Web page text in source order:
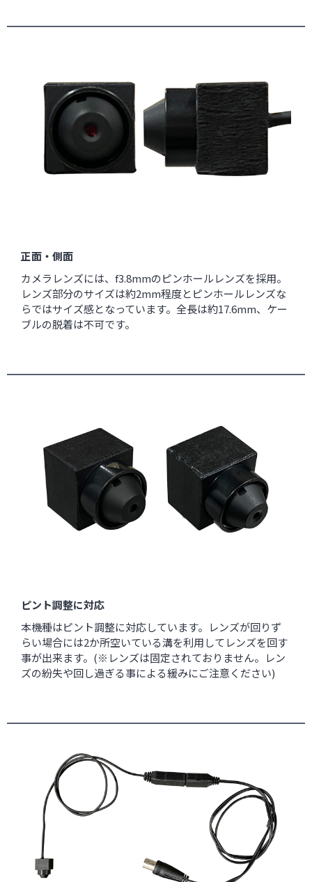
正面・側面
カメラレンズには、f3.8mmのピンホールレンズを採用。
レンズ部分のサイズは約2mm程度とピンホールレンズな
らではサイズ感となっています。全長は約17.6mm、ケー
ブルの脱着は不可です。
ピント調整に対応
本機種はピント調整に対応しています。レンズが回りず
らい場合には2か所空いている溝を利用してレンズを回す
事が出来ます。(※レンズは固定されておりません。レン
ズの紛失や回し過ぎる事による緩みにご注意ください)